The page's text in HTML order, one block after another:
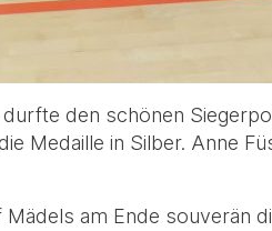
den schönen
Medaille in Silber. Anne
am Ende souverän